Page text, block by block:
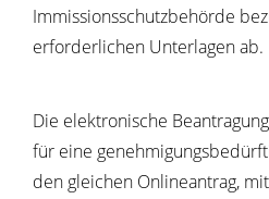
Immissionsschutzbehörde
erforderlichen Unterlagen ab.
Die elektronische
für eine
den gleichen Onlineantrag,